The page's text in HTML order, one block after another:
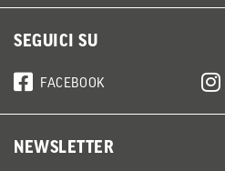
SEGUICI SU
FACEBOOK
NEWSLETTER